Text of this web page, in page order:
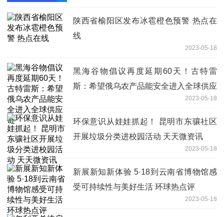
陕西省榆阳区发布冰雹橙色预警 热点在
线
2023-05-18
黑海谷物倡议再度延期60天！古特雷
斯：希望俄乌农产品能安全进入全球供应
2023-05-18
环保意识从娃娃抓起！ 昆明市东骧社区
开展垃圾分类进校园活动 天天微资讯
2023-05-18
新展新知新体验 5·18到云南省博物馆感
受可持续性与美好生活 环球热点评
2023-05-18